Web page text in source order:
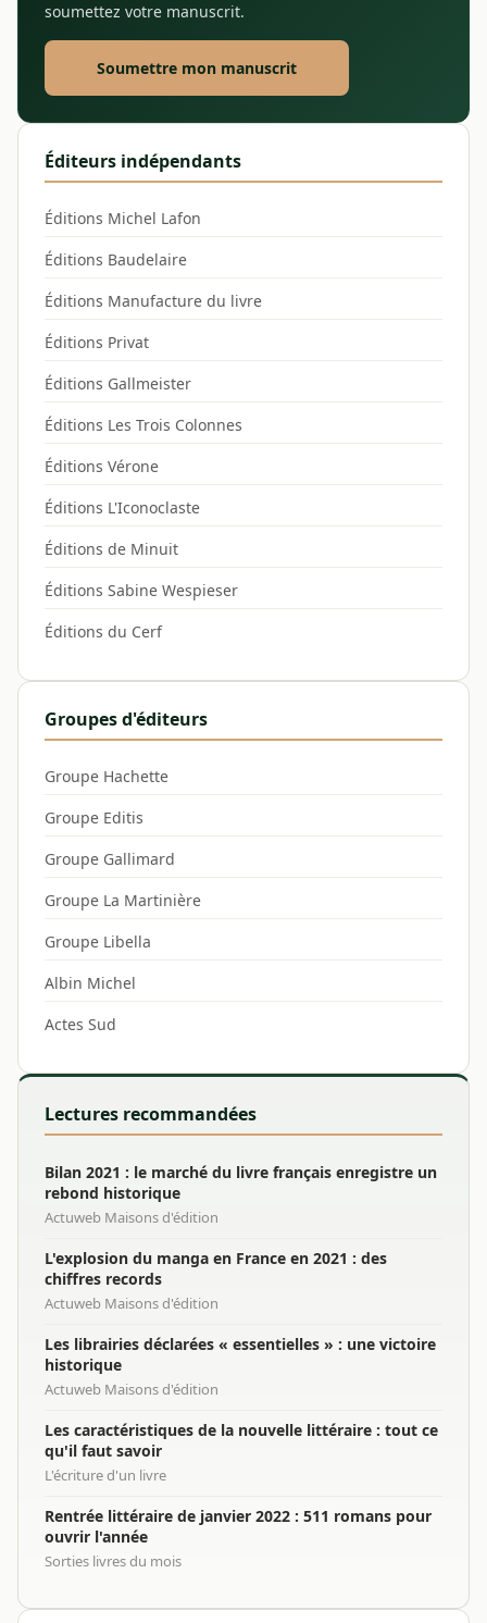
soumettez votre manuscrit.
Soumettre mon manuscrit
Éditeurs indépendants
Éditions Michel Lafon
Éditions Baudelaire
Éditions Manufacture du livre
Éditions Privat
Éditions Gallmeister
Éditions Les Trois Colonnes
Éditions Vérone
Éditions L'Iconoclaste
Éditions de Minuit
Éditions Sabine Wespieser
Éditions du Cerf
Groupes d'éditeurs
Groupe Hachette
Groupe Editis
Groupe Gallimard
Groupe La Martinière
Groupe Libella
Albin Michel
Actes Sud
Lectures recommandées
Bilan 2021 : le marché du livre français enregistre un
rebond historique
Actuweb Maisons d'édition
L'explosion du manga en France en 2021 : des
chiffres records
Actuweb Maisons d'édition
Les librairies déclarées « essentielles » : une victoire
historique
Actuweb Maisons d'édition
Les caractéristiques de la nouvelle littéraire : tout ce
qu'il faut savoir
L'écriture d'un livre
Rentrée littéraire de janvier 2022 : 511 romans pour
ouvrir l'année
Sorties livres du mois